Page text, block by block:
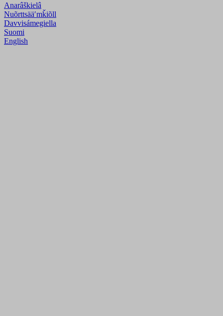
Anarâškielâ
Nuõrttsääʹmǩiõll
Davvisámegiella
Suomi
English